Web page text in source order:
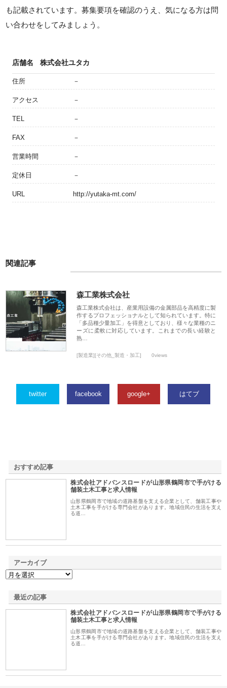
も記載されています。募集要項を確認のうえ、気になる方は問
い合わせをしてみましょう。
店舗名 株式会社ユタカ
住所 －
アクセス －
TEL －
FAX －
営業時間 －
定休日 －
URL http://yutaka-mt.com/
関連記事
森工業株式会社
森工業株式会社は、産業用設備の金属部品を高精度に製
作するプロフェッショナルとして知られています。特に
「多品種少量加工」を得意としており、様々な業種のニ
ーズに柔軟に対応しています。これまでの長い経験と
熟…
[製造業][その他_製造・加工] 0views
twitter facebook google+ はてブ
おすすめ記事
株式会社アドバンスロードが山形県鶴岡市で手がける
舗装土木工事と求人情報
山形県鶴岡市で地域の道路基盤を支える企業として、舗装工事や
土木工事を手がける専門会社があります。地域住民の生活を支え
る道…
アーカイブ
最近の記事
株式会社アドバンスロードが山形県鶴岡市で手がける
舗装土木工事と求人情報
山形県鶴岡市で地域の道路基盤を支える企業として、舗装工事や
土木工事を手がける専門会社があります。地域住民の生活を支え
る道…